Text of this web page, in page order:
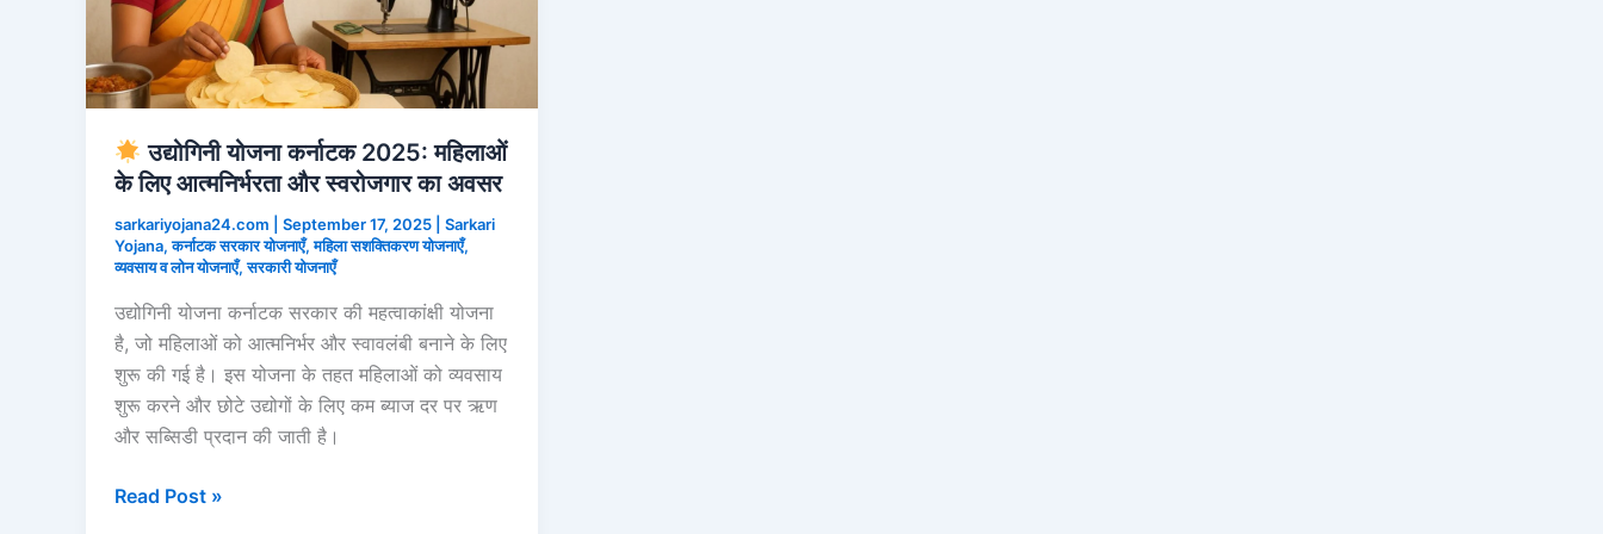
उद्योगिनी योजना कर्नाटक 2025: महिलाओं
के लिए आत्मनिर्भरता और स्वरोजगार का अवसर
sarkariyojana24.com September 17, 2025
Sarkari
Yojana,कर्नाटक सरकार योजनाएँ,महिला सशक्तिकरण योजनाएँ,
व्यवसाय व लोन योजनाएँ,सरकारी योजनाएँ
उद्योगिनी योजना कर्नाटक सरकार की महत्वाकांक्षी योजना
है, जो महिलाओं को आत्मनिर्भर और स्वावलंबी बनाने के लिए
शुरू की गई है। इस योजना के तहत महिलाओं को व्यवसाय
शुरू करने और छोटे उद्योगों के लिए कम ब्याज दर पर ऋण
और सब्सिडी प्रदान की जाती है।
Read Post »